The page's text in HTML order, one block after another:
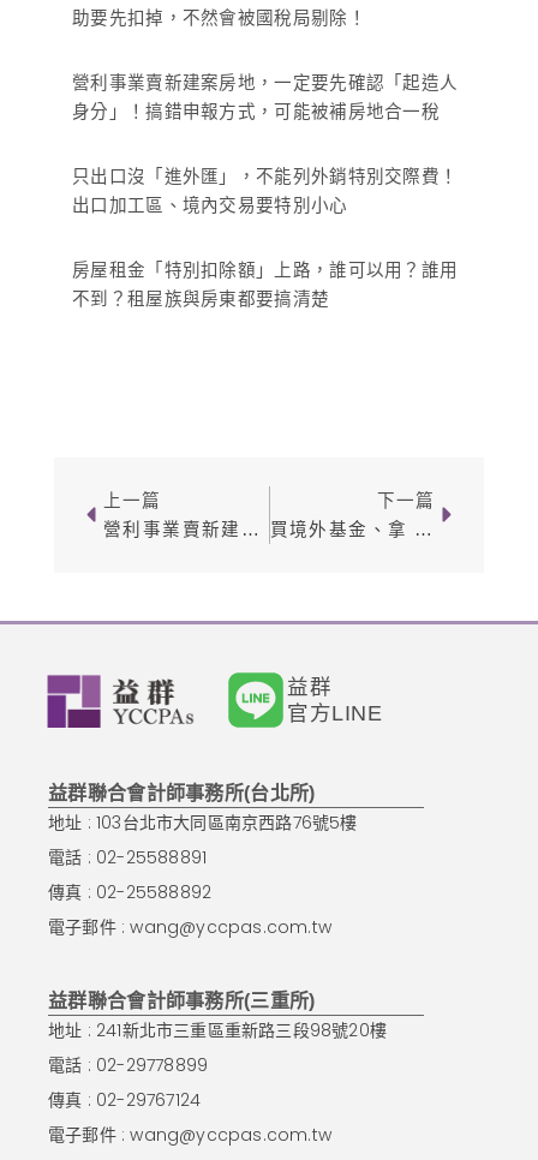
助要先扣掉，不然會被國稅局剔除！
營利事業賣新建案房地，一定要先確認「起造人
身分」！搞錯申報方式，可能被補房地合一稅
只出口沒「進外匯」，不能列外銷特別交際費！
出口加工區、境內交易要特別小心
房屋租金「特別扣除額」上路，誰可以用？誰用
不到？租屋族與房東都要搞清楚
上一篇
營利事業賣新建案房地，一定要先確認「起造人身分」！搞錯申報方式，可能被補房地合一稅
下一篇
買境外基金、拿 KY 股股利？海外所得滿 100 萬，記得一起申報「基本所得額」
益群
官方LINE
益群聯合會計師事務所(台北所)
地址 : 103台北市大同區南京西路76號5樓
電話 : 02-25588891
傳真 : 02-25588892
電子郵件 :wang@yccpas.com.tw
益群聯合會計師事務所(三重所)
地址 : 241新北市三重區重新路三段98號20樓
電話 : 02-29778899
傳真 : 02-29767124
電子郵件 :wang@yccpas.com.tw